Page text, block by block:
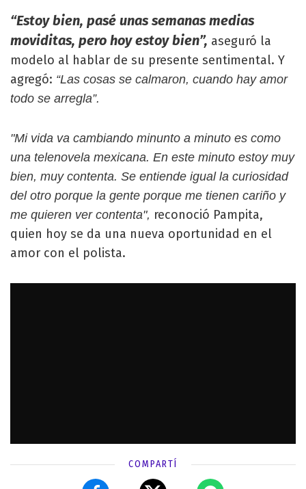
“Estoy bien, pasé unas semanas medias
moviditas, pero hoy estoy bien”, aseguró la
modelo al hablar de su presente sentimental. Y
agregó: “Las cosas se calmaron, cuando hay amor
todo se arregla”.
"Mi vida va cambiando minunto a minuto es como
una telenovela mexicana. En este minuto estoy muy
bien, muy contenta. Se entiende igual la curiosidad
del otro porque la gente porque me tienen cariño y
me quieren ver contenta", reconoció Pampita,
quien hoy se da una nueva oportunidad en el
amor con el polista.
COMPARTÍ